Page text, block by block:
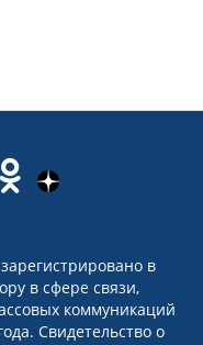
в
в сфере связи,
коммуникаций
Свидетельство о